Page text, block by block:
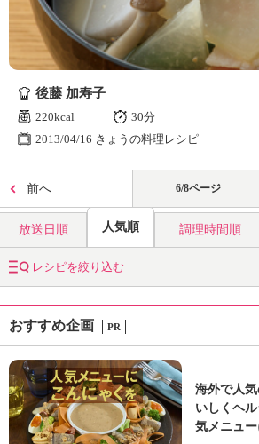
後藤 加寿子
220kcal
30分
2013/04/16 きょうの料理レシピ
前へ 6/8ページ
放送日順 人気順 調理時間順
レシピを絞り込む
おすすめ企画 PR
海外で人
いしくヘ
気メニュー